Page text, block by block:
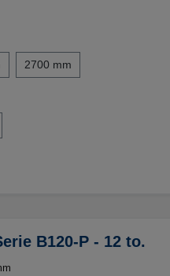
2700 mm
B120-P - 12 to.